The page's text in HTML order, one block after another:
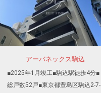
アーバネックス駒込
■2025年1月竣工■駒込駅徒歩4分■
総戸数52戸■東京都豊島区駒込2-7-